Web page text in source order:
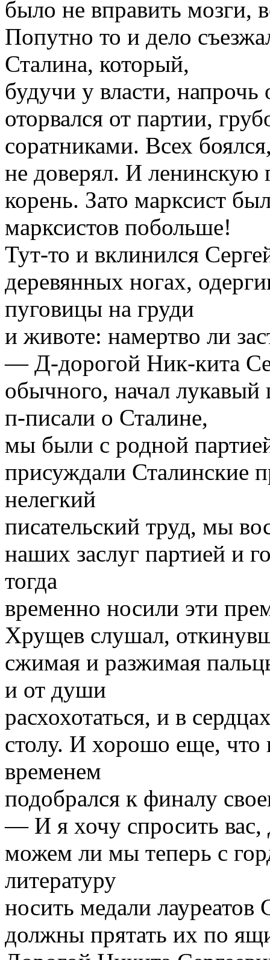
было не вправить мозги,
Попутно то и дело
Сталина, который,
будучи у власти, напрочь
оторвался от партии,
соратниками. Всех
не доверял. И ленинскую
корень. Зато марксист
марксистов побольше!
Тут-то и вклинился
деревянных ногах,
пуговицы на груди
и животе: намертво ли
— Д-дорогой Ник-кита
обычного, начал
п-писали о Сталине,
мы были с родной
присуждали Сталинские
нелегкий
писательский труд, мы
наших заслуг партией и
тогда
временно носили эти
Хрущев слушал,
сжимая и разжимая
и от души
расхохотаться, и в
столу. И хорошо еще,
временем
подобрался к финалу
— И я хочу спросить вас,
можем ли мы теперь с
литературу
носить медали
должны прятать их по